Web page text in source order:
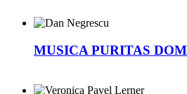
MUSICA PURITAS